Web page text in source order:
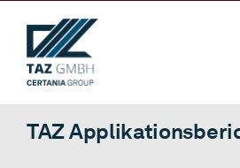
Inhalt
springen
TAZ